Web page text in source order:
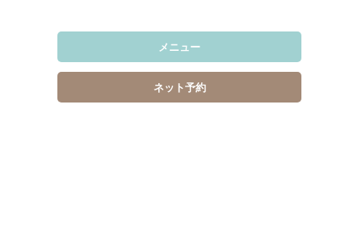
メニュー
ネット予約